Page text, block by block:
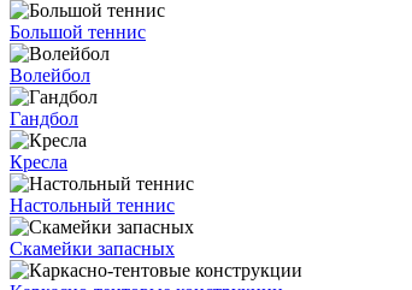
Большой теннис
Волейбол
Гандбол
Кресла
Настольный теннис
Скамейки запасных